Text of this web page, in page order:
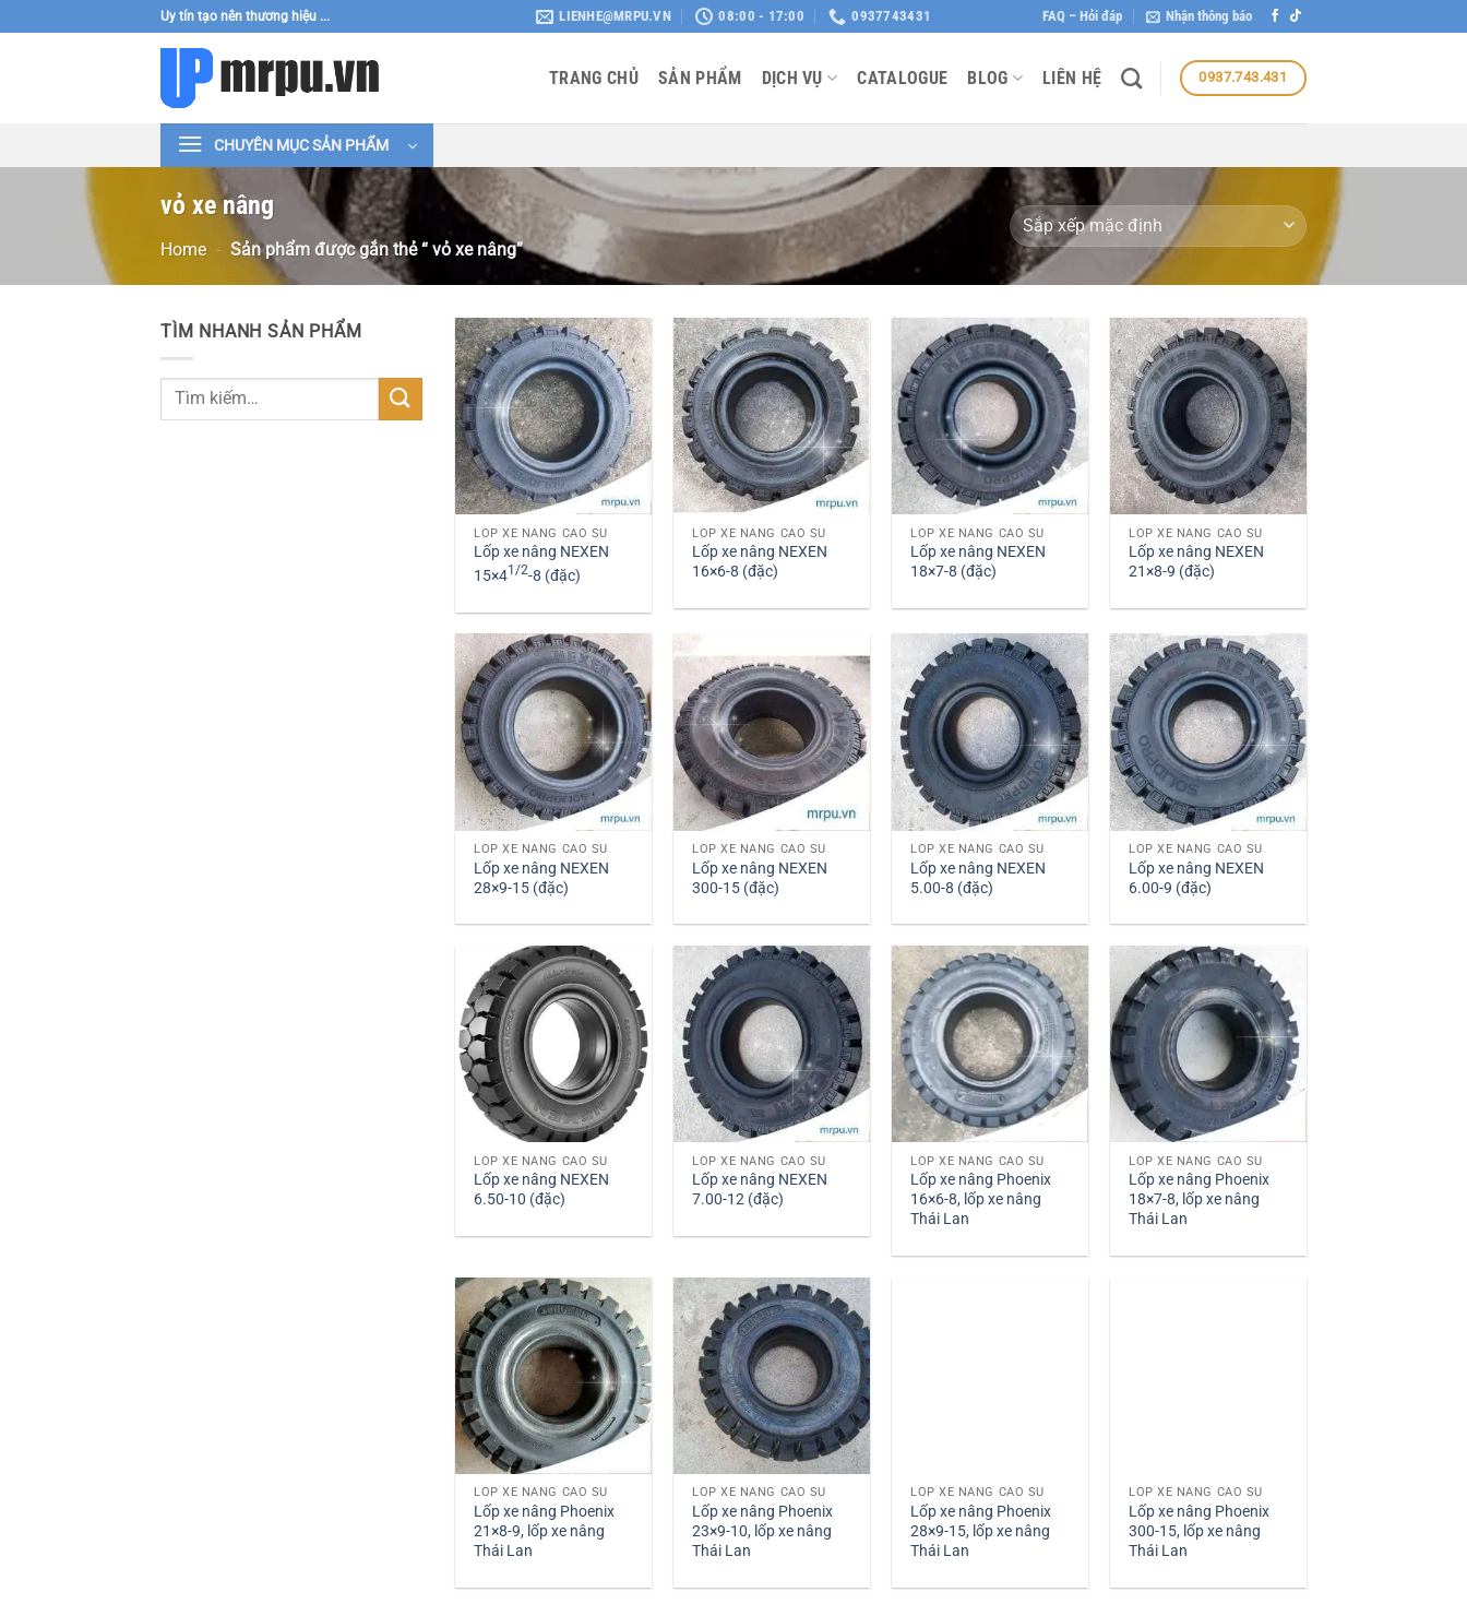
Uy tín tạo nên thương hiệu ... LIENHE@MRPU.VN 08:00 - 17:00 0937743431 FAQ – Hỏi đáp Nhận thông báo
TRANG CHỦ SẢN PHẨM DỊCH VỤ CATALOGUE BLOG LIÊN HỆ 0937.743.431
CHUYÊN MỤC SẢN PHẨM
vỏ xe nâng
Home - Sản phẩm được gắn thẻ “ vỏ xe nâng”
TÌM NHANH SẢN PHẨM
Tìm
kiếm:
LỐP XE NÂNG CAO SU
Lốp xe nâng NEXEN
15×41/2-8 (đặc)
LỐP XE NÂNG CAO SU
Lốp xe nâng NEXEN
16×6-8 (đặc)
LỐP XE NÂNG CAO SU
Lốp xe nâng NEXEN
18×7-8 (đặc)
LỐP XE NÂNG CAO SU
Lốp xe nâng NEXEN
21×8-9 (đặc)
LỐP XE NÂNG CAO SU
Lốp xe nâng NEXEN
28×9-15 (đặc)
LỐP XE NÂNG CAO SU
Lốp xe nâng NEXEN
300-15 (đặc)
LỐP XE NÂNG CAO SU
Lốp xe nâng NEXEN
5.00-8 (đặc)
LỐP XE NÂNG CAO SU
Lốp xe nâng NEXEN
6.00-9 (đặc)
LỐP XE NÂNG CAO SU
Lốp xe nâng NEXEN
6.50-10 (đặc)
LỐP XE NÂNG CAO SU
Lốp xe nâng NEXEN
7.00-12 (đặc)
LỐP XE NÂNG CAO SU
Lốp xe nâng Phoenix
16×6-8, lốp xe nâng
Thái Lan
LỐP XE NÂNG CAO SU
Lốp xe nâng Phoenix
18×7-8, lốp xe nâng
Thái Lan
LỐP XE NÂNG CAO SU
Lốp xe nâng Phoenix
21×8-9, lốp xe nâng
Thái Lan
LỐP XE NÂNG CAO SU
Lốp xe nâng Phoenix
23×9-10, lốp xe nâng
Thái Lan
LỐP XE NÂNG CAO SU
Lốp xe nâng Phoenix
28×9-15, lốp xe nâng
Thái Lan
LỐP XE NÂNG CAO SU
Lốp xe nâng Phoenix
300-15, lốp xe nâng
Thái Lan